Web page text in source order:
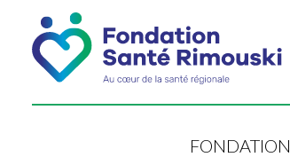
FONDATION